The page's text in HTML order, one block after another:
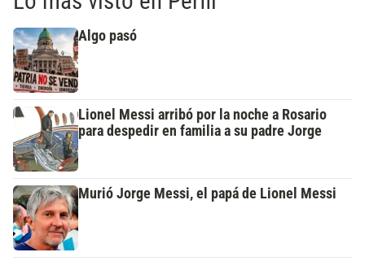
Algo pasó
Lionel Messi arribó por la noche a Rosario
para despedir en familia a su padre Jorge
Murió Jorge Messi, el papá de Lionel Messi